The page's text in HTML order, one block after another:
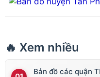
🔥 Xem nhiều
Bản đồ các quận